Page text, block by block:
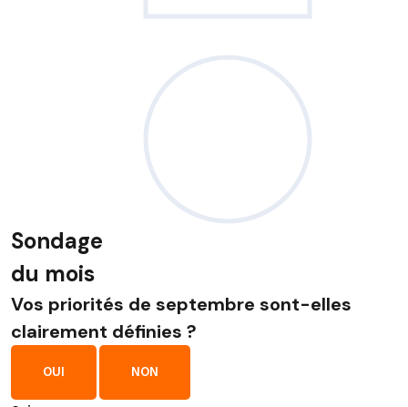
Sondage
du mois
Vos priorités de septembre sont-elles
clairement définies ?
OUI NON